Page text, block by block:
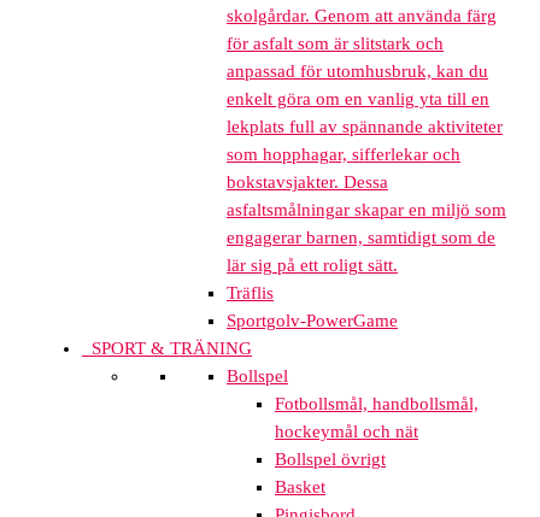
skolgårdar. Genom att använda färg
för asfalt som är slitstark och
anpassad för utomhusbruk, kan du
enkelt göra om en vanlig yta till en
lekplats full av spännande aktiviteter
som hopphagar, sifferlekar och
bokstavsjakter. Dessa
asfaltsmålningar skapar en miljö som
engagerar barnen, samtidigt som de
lär sig på ett roligt sätt.
Träflis
Sportgolv-PowerGame
SPORT & TRÄNING
Bollspel
Fotbollsmål, handbollsmål,
hockeymål och nät
Bollspel övrigt
Basket